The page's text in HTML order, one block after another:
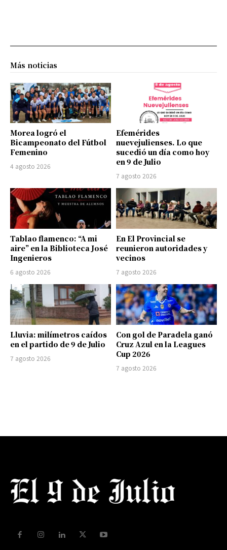
Más noticias
Morea logró el
Bicampeonato del Fútbol
Femenino
4 agosto 2026
Efemérides
nuevejulienses. Lo que
sucedió un día como hoy
en 9 de Julio
7 agosto 2026
Tablao flamenco: “A mi
aire” en la Biblioteca José
Ingenieros
6 agosto 2026
En El Provincial se
reunieron autoridades y
vecinos
7 agosto 2026
Lluvia: milímetros caídos
en el partido de 9 de Julio
7 agosto 2026
Con gol de Paradela ganó
Cruz Azul en la Leagues
Cup 2026
7 agosto 2026